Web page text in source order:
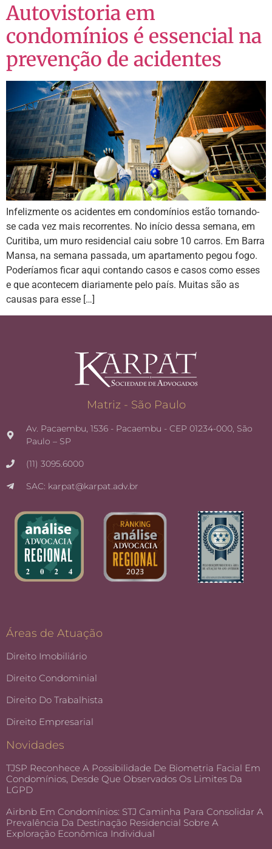
Autovistoria em
condomínios é essencial na
prevenção de acidentes
Infelizmente os acidentes em condomínios estão tornando-
se cada vez mais recorrentes. No início dessa semana, em
Curitiba, um muro residencial caiu sobre 10 carros. Em Barra
Mansa, na semana passada, um apartamento pegou fogo.
Poderíamos ficar aqui contando casos e casos como esses
e que acontecem diariamente pelo país. Muitas são as
causas para esse […]
Matriz - São Paulo
Av. Pacaembu, 1536 - Pacaembu - CEP 01234-000, São
Paulo – SP
(11) 3095.6000
SAC: karpat@karpat.adv.br
Áreas de Atuação
Direito Imobiliário
Direito Condominial
Direito Do Trabalhista
Direito Empresarial
Novidades
TJSP Reconhece A Possibilidade De Biometria Facial Em
Condomínios, Desde Que Observados Os Limites Da
LGPD
Airbnb Em Condomínios: STJ Caminha Para Consolidar A
Prevalência Da Destinação Residencial Sobre A
Exploração Econômica Individual